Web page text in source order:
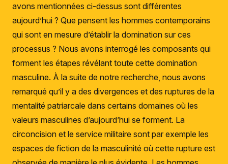
avons mentionnées ci-dessus sont différentes
aujourd’hui ? Que pensent les hommes contemporains
qui sont en mesure d’établir la domination sur ces
processus ? Nous avons interrogé les composants qui
forment les étapes révélant toute cette domination
masculine. À la suite de notre recherche, nous avons
remarqué qu’il y a des divergences et des ruptures de la
mentalité patriarcale dans certains domaines où les
valeurs masculines d’aujourd’hui se forment. La
circoncision et le service militaire sont par exemple les
espaces de fiction de la masculinité où cette rupture est